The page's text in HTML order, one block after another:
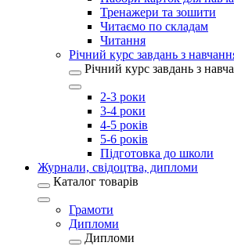
Тренажери та зошити
Читаємо по складам
Читання
Річний курс завдань з
Річний курс завдань з
2-3 роки
3-4 роки
4-5 років
5-6 років
Підготовка до школи
Журнали, свідоцтва, дипломи
Каталог товарів
Грамоти
Дипломи
Дипломи